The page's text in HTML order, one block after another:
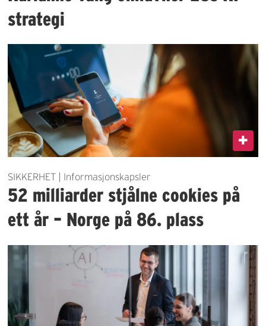
strategi
SIKKERHET | Informasjonskapsler
52 milliarder stjålne cookies på
ett år – Norge på 86. plass